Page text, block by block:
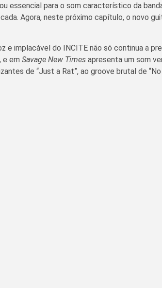
essencial para o som característico da
Agora, neste próximo capítulo, o novo
e implacável do INCITE não só continua a
e em Savage New Times apresenta um som
de “Just a Rat”, ao groove brutal de